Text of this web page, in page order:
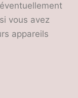
vous avez
appareils